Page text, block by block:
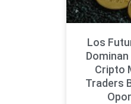
Los
Cripto
Traders